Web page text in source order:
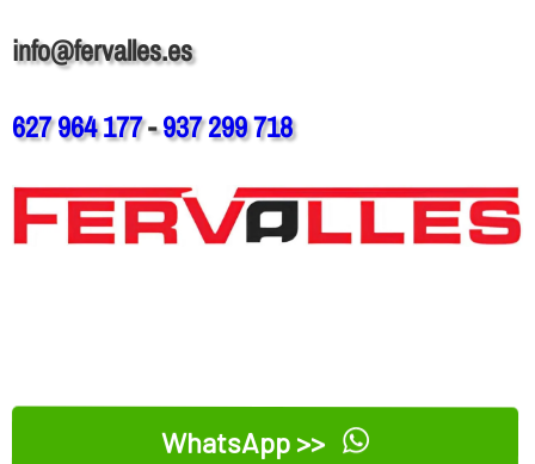
info@fervalles.es
627 964 177-937 299 718
WhatsApp >>